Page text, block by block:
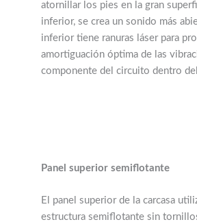
atornillar los pies en la gran
inferior, se crea un sonido más
inferior tiene ranuras láser para
amortiguación óptima de las
componente del circuito dentro
Panel superior semiflotante
El panel superior de la carcasa
estructura semiflotante sin